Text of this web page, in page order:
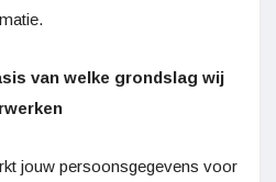
van welke grondslag wij
jouw persoonsgegevens voor